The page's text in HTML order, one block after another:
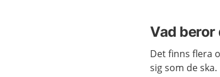
Vad beror
Det finns flera
sig som de ska.